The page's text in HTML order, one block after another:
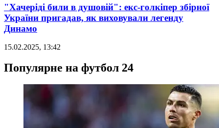
"Хачеріді били в душовій": екс-голкіпер збірної
України пригадав, як виховували легенду
Динамо
15.02.2025, 13:42
Популярне на футбол 24